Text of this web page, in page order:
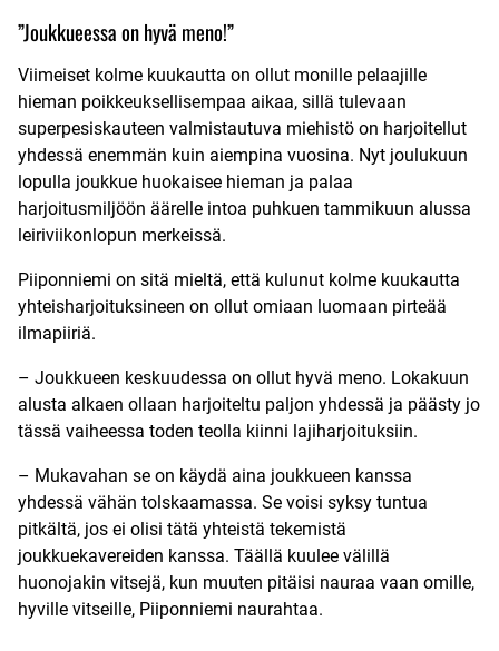
”Joukkueessa on hyvä meno!”
Viimeiset kolme kuukautta on ollut monille pelaajille
hieman poikkeuksellisempaa aikaa, sillä tulevaan
superpesiskauteen valmistautuva miehistö on harjoitellut
yhdessä enemmän kuin aiempina vuosina. Nyt joulukuun
lopulla joukkue huokaisee hieman ja palaa
harjoitusmiljöön äärelle intoa puhkuen tammikuun alussa
leiriviikonlopun merkeissä.
Piiponniemi on sitä mieltä, että kulunut kolme kuukautta
yhteisharjoituksineen on ollut omiaan luomaan pirteää
ilmapiiriä.
– Joukkueen keskuudessa on ollut hyvä meno. Lokakuun
alusta alkaen ollaan harjoiteltu paljon yhdessä ja päästy jo
tässä vaiheessa toden teolla kiinni lajiharjoituksiin.
– Mukavahan se on käydä aina joukkueen kanssa
yhdessä vähän tolskaamassa. Se voisi syksy tuntua
pitkältä, jos ei olisi tätä yhteistä tekemistä
joukkuekavereiden kanssa. Täällä kuulee välillä
huonojakin vitsejä, kun muuten pitäisi nauraa vaan omille,
hyville vitseille, Piiponniemi naurahtaa.